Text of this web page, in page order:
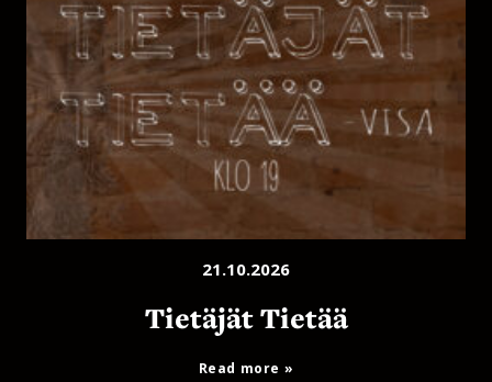
21.10.2026
Tietäjät Tietää
Read more